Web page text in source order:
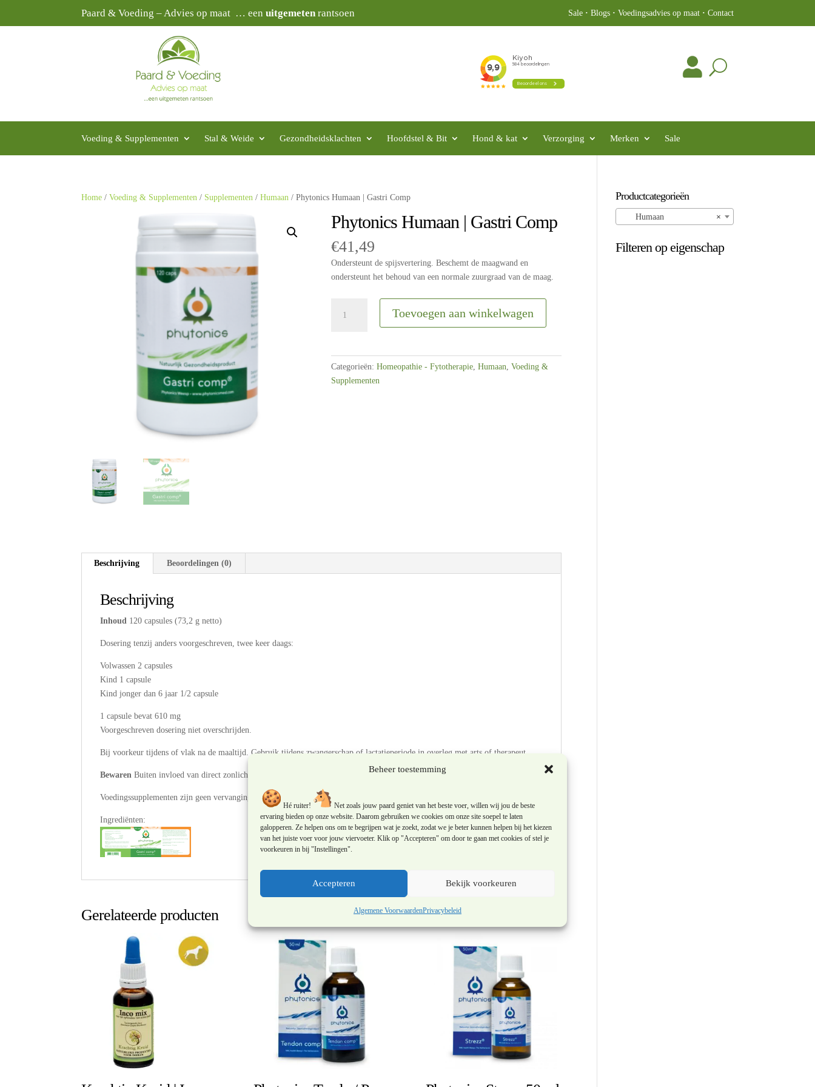
Beheer toestemming
Hé ruiter!
Net zoals jouw paard geniet van het beste voer, willen wij jou de beste
ervaring bieden op onze website. Daarom gebruiken we cookies om onze site soepel te laten
galopperen. Ze helpen ons om te begrijpen wat je zoekt, zodat we je beter kunnen helpen bij het kiezen
van het juiste voer voor jouw viervoeter. Klik op "Accepteren" om door te gaan met cookies of stel je
voorkeuren in bij "Instellingen".
Accepteren Bekijk voorkeuren
Algemene VoorwaardenPrivacybeleid
Paard & Voeding – Advies op maat … eenuitgemetenrantsoen Sale· Blogs· Voedingsadvies op maat· Contact
Voeding & Supplementen Stal & Weide Gezondheidsklachten Hoofdstel & Bit Hond & kat Verzorging Merken Sale
Home /Voeding & Supplementen / Supplementen /Humaan / Phytonics Humaan | Gastri Comp
Phytonics Humaan | Gastri Comp
€41,49
Ondersteunt de spijsvertering. Beschemt de maagwand en
ondersteunt het behoud van een normale zuurgraad van de maag.
Humaan
Toevoegen aan winkelwagen
Categorieën:Homeopathie - Fytotherapie,Humaan,Voeding &
Supplementen
Beschrijving Beoordelingen (0)
Beschrijving
Inhoud 120 capsules (73,2 g netto)
Dosering tenzij anders voorgeschreven, twee keer daags:
Volwassen 2 capsules
Kind 1 capsule
Kind jonger dan 6 jaar 1/2 capsule
1 capsule bevat 610 mg
Voorgeschreven dosering niet overschrijden.
Bij voorkeur tijdens of vlak na de maaltijd. Gebruik tijdens zwangerschap of lactatieperiode in overleg met arts of therapeut.
Bewaren Buiten invloed van direct zonlicht, droog en op kamertemperatuur. Buiten bereik van kinderen houden.
Voedingssupplementen zijn geen vervanging voor een gevarieerde voeding.
Ingrediënten:
Gerelateerde producten
Productcategorieën
×
Humaan
Filteren op eigenschap